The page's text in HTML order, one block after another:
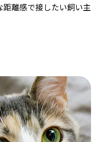
離感で接したい飼い主